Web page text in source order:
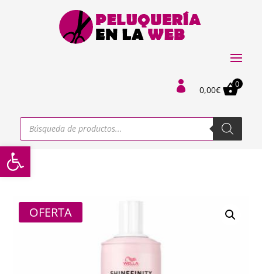
Abrir barra de herramientas
 0,00€
0
Búsqueda
productos
OFERTA